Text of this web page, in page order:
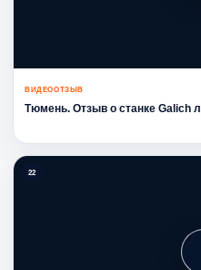
ВИДЕООТЗЫВ
Тюмень. Отзыв о станке Galich
22